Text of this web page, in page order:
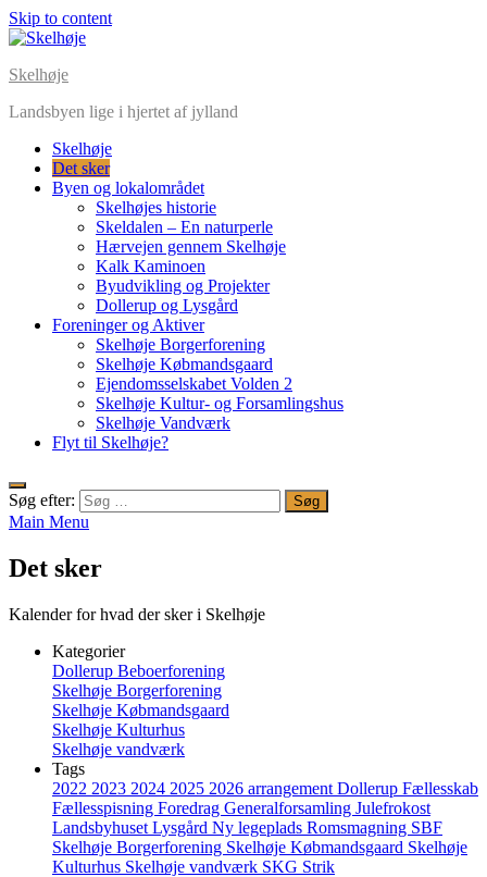
Skip to content
Skelhøje
Landsbyen lige i hjertet af jylland
Skelhøje
Det sker
Byen og lokalområdet
Skelhøjes historie
Skeldalen – En naturperle
Hærvejen gennem Skelhøje
Kalk Kaminoen
Byudvikling og Projekter
Dollerup og Lysgård
Foreninger og Aktiver
Skelhøje Borgerforening
Skelhøje Købmandsgaard
Ejendomsselskabet Volden 2
Skelhøje Kultur- og Forsamlingshus
Skelhøje Vandværk
Flyt til Skelhøje?
Søg efter:
Main Menu
Det sker
Kalender for hvad der sker i Skelhøje
Kategorier
Dollerup Beboerforening
Skelhøje Borgerforening
Skelhøje Købmandsgaard
Skelhøje Kulturhus
Skelhøje vandværk
Tags
2022 2023 2024 2025 2026 arrangement Dollerup Fællesskab
Fællesspisning Foredrag Generalforsamling Julefrokost
Landsbyhuset Lysgård Ny legeplads Romsmagning SBF
Skelhøje Borgerforening Skelhøje Købmandsgaard Skelhøje
Kulturhus Skelhøje vandværk SKG Strik